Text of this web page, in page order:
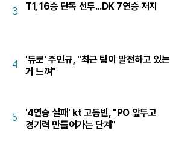
3 T1, 16승 단독 선두...DK 7연승 저지
4
'듀로' 주민규, "최근 팀이 발전하고 있는
거 느껴"
5
'4연승 실패' kt 고동빈, "PO 앞두고
경기력 만들어가는 단계"